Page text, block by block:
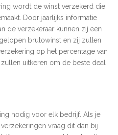
wordt de winst verzekerd die
Door jaarlijks informatie
de verzekeraar kunnen zij een
brutowinst en zij zullen
op het percentage van
uitkeren om de beste deal
nodig voor elk bedrijf. Als je
vraag dit dan bij